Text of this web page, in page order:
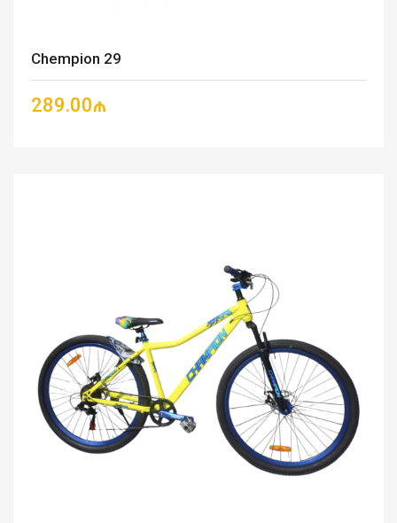
Chempion 29
289.00₼